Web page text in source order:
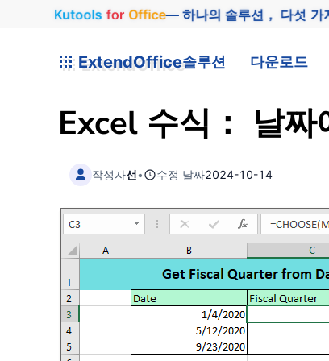
Kutools for Office— 하나의 솔루션， 다섯 가
ExtendOffice솔루션 다운로드
Excel 수식： 날
작성자선• 수정 날짜2024-10-14